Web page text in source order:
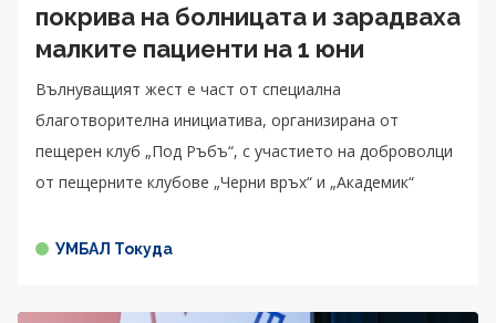
покрива на болницата и зарадваха
малките пациенти на 1 юни
Вълнуващият жест е част от специална
благотворителна инициатива, организирана от
пещерен клуб „Под Ръбъ“, с участието на доброволци
от пещерните клубове „Черни връх“ и „Академик“
УМБАЛ Токуда